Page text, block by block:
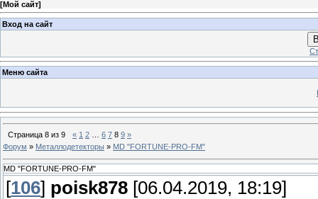
[Мой сайт]
Вход на сайт
Меню сайта
Страница 8 из 9 « 1 2 6 7 8 9 »
Форум » Металлодетекторы » MD "FORTUNE-PRO-FM"
MD "FORTUNE-PRO-FM"
[106] poisk878 [06.04.2019, 18:19]